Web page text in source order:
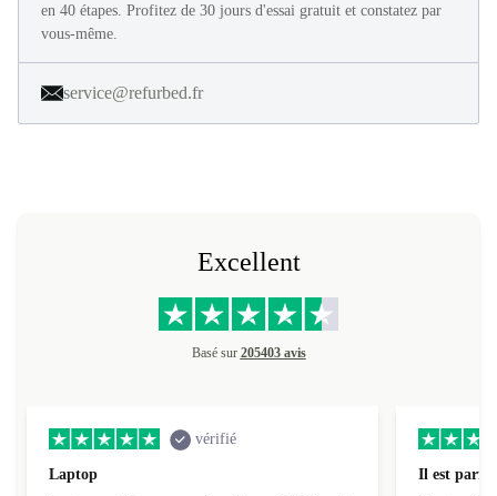
en 40 étapes. Profitez de 30 jours d'essai gratuit et constatez par
vous-même.
service@refurbed.fr
Excellent
Basé sur 205403 avis
vérifié
Laptop
Il est